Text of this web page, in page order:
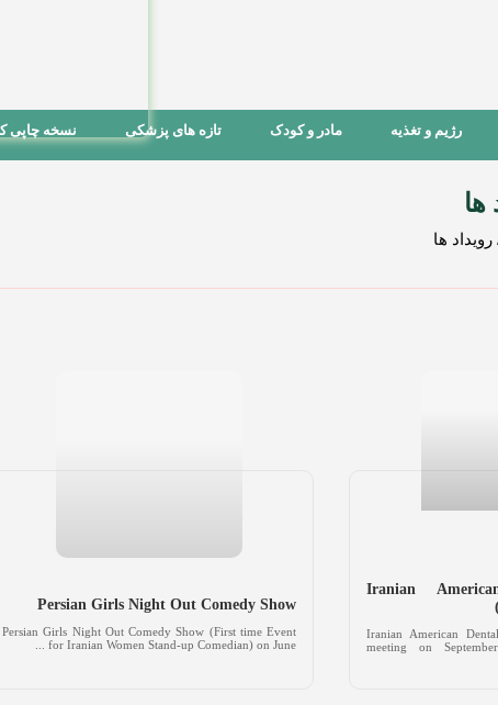
رژیم و تغذیه مادر و کودک تازه های پزشکی نسخه چاپی
ها
رویداد ها
Iranian
Iranian American
meeting on
Persian Girls Night Out Comedy Show
Persian Girls Night Out Comedy Show (First time Event
for Iranian Women Stand-up Comedian) on June ...